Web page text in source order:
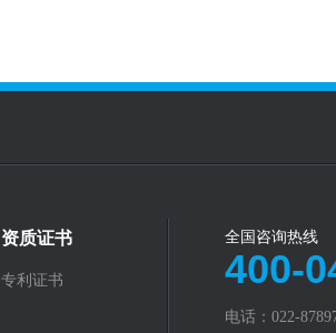
资质证书
专利证书
全国咨询热线
400-
电话：022-